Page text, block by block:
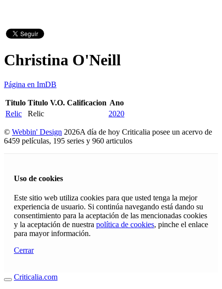
Christina O'Neill
Página en ImDB
Titulo Titulo V.O. Calificacion Ano
Relic
Relic 2020
© Webbin' Design 2026A día de hoy Criticalia posee un acervo de
6459 películas, 195 series y 960 articulos
Uso de cookies
Este sitio web utiliza cookies para que usted tenga la mejor
experiencia de usuario. Si continúa navegando está dando su
consentimiento para la aceptación de las mencionadas cookies
y la aceptación de nuestra política de cookies, pinche el enlace
para mayor información.
Cerrar
Criticalia.com